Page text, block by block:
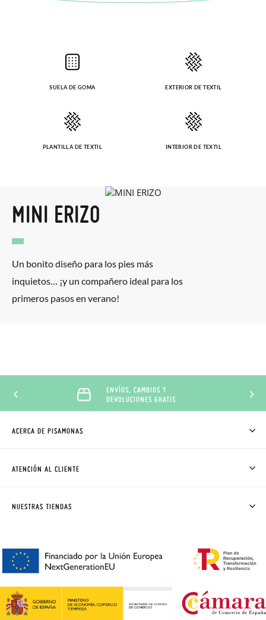
solicitarlas desde el mismo enlace del párrafo anterior y nos
SUELA DE GOMA EXTERIOR DE TEXTIL
PLANTILLA DE TEXTIL INTERIOR DE TEXTIL
MINI ERIZO
Un bonito diseño para los pies más
inquietos… ¡y un compañero ideal para los
primeros pasos en verano!
ENVÍOS, CAMBIOS Y
DEVOLUCIONES GRATIS
ACERCA DE PISAMONAS
CÓMO COMPRAR
AVISO LEGAL, PRIVACIDAD Y COOKIES
REBAJAS
ATENCIÓN AL CLIENTE
PREGUNTAS FRECUENTES
NUESTRAS TIENDAS